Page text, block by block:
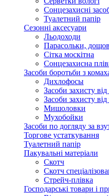
Сонцезахисні
Туалетний папір
Сезонні аксесуари
Льодоходи
Парасольки,
Сітка москітна
Сонцезахисна
Засоби боротьби з
Дихлофосы
Засоби захисту
Засоби захисту від
Мишоловки
Мухобойки
Засоби по догляду за
Торгове устаткування
Туалетний папір
Пакувальні матеріали
Скотч
Скотч
Стрейч-плівка
Господарські товари і